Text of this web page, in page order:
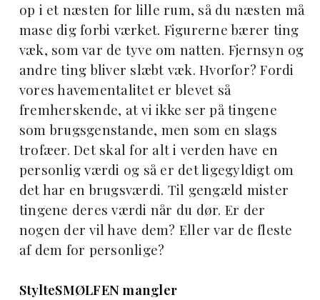
op i et næsten for lille rum, så du næsten må
mase dig forbi værket. Figurerne bærer ting
væk, som var de tyve om natten. Fjernsyn og
andre ting bliver slæbt væk. Hvorfor? Fordi
vores havementalitet er blevet så
fremherskende, at vi ikke ser på tingene
som brugsgenstande, men som en slags
trofæer. Det skal for alt i verden have en
personlig værdi og så er det ligegyldigt om
det har en brugsværdi. Til gengæld mister
tingene deres værdi når du dør. Er der
nogen der vil have dem? Eller var de fleste
af dem for personlige?
StylteSMØLFEN mangler